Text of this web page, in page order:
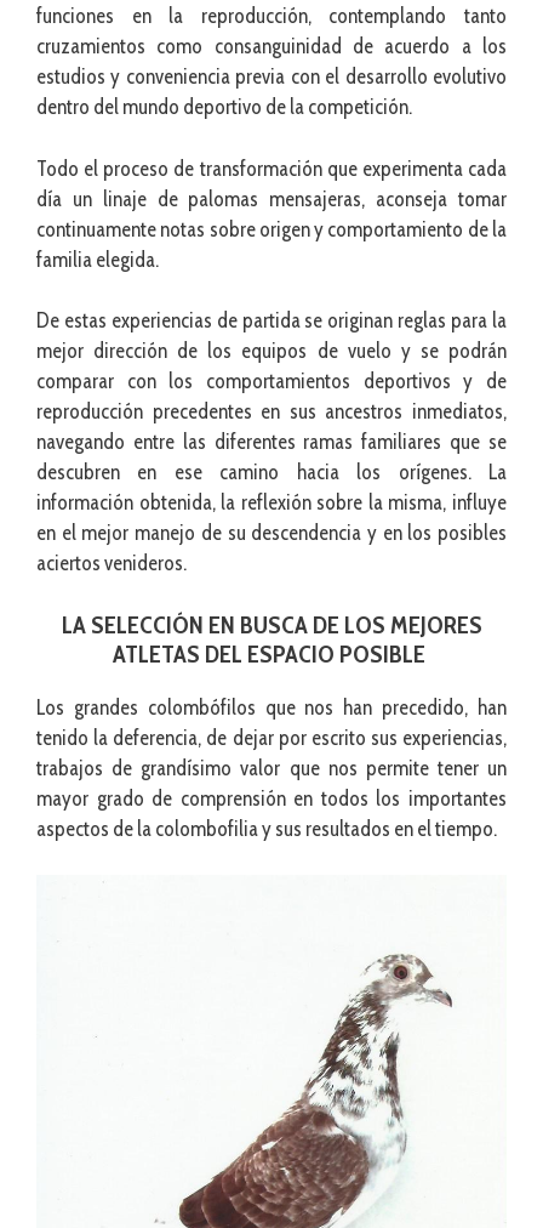
funciones en la reproducción, contemplando tanto
cruzamientos como consanguinidad de acuerdo a los
estudios y conveniencia previa con el desarrollo evolutivo
dentro del mundo deportivo de la competición.
Todo el proceso de transformación que experimenta cada
día un linaje de palomas mensajeras, aconseja tomar
continuamente notas sobre origen y comportamiento de la
familia elegida.
De estas experiencias de partida se originan reglas para la
mejor dirección de los equipos de vuelo y se podrán
comparar con los comportamientos deportivos y de
reproducción precedentes en sus ancestros inmediatos,
navegando entre las diferentes ramas familiares que se
descubren en ese camino hacia los orígenes. La
información obtenida, la reflexión sobre la misma, influye
en el mejor manejo de su descendencia y en los posibles
aciertos venideros.
LA SELECCIÓN EN BUSCA DE LOS MEJORES
ATLETAS DEL ESPACIO POSIBLE
Los grandes colombófilos que nos han precedido, han
tenido la deferencia, de dejar por escrito sus experiencias,
trabajos de grandísimo valor que nos permite tener un
mayor grado de comprensión en todos los importantes
aspectos de la colombofilia y sus resultados en el tiempo.